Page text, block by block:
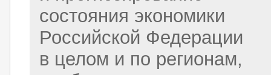
состояния экономики
Российской Федерации
в целом и по регионам,